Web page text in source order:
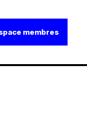
membres